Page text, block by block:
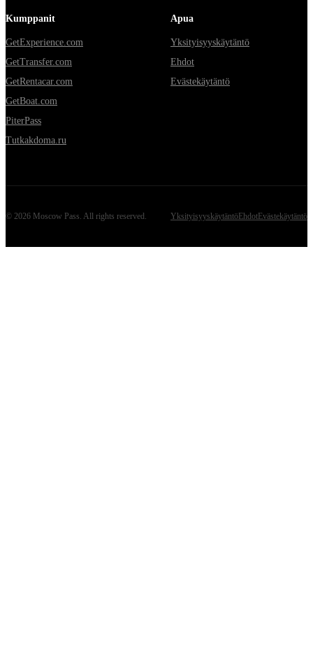
Kumppanit
GetExperience.com
GetTransfer.com
GetRentacar.com
GetBoat.com
PiterPass
Tutkakdoma.ru
Apua
Yksityisyyskäytäntö
Ehdot
Evästekäytäntö
© 2026 Moscow Pass. All rights reserved. Yksityisyyskäytäntö EhdotEvästekäytäntö